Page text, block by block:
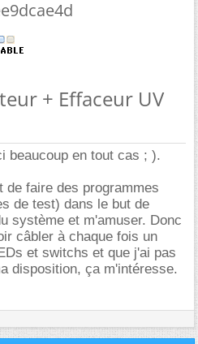
+ Effaceur UV
beaucoup en tout cas ; ).
de faire des programmes
de test) dans le but de
système et m'amuser. Donc
câbler à chaque fois un
et switchs et que j'ai pas
disposition, ça m'intéresse.